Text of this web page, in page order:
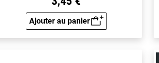
Ajouter au panier
Aperçu rapide